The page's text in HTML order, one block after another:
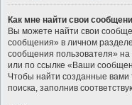
Как мне найти свои
Вы можете найти свои
сообщения» в личном
сообщения пользователя»
или по ссылке «Ваши
Чтобы найти созданные вами
поиска, заполнив